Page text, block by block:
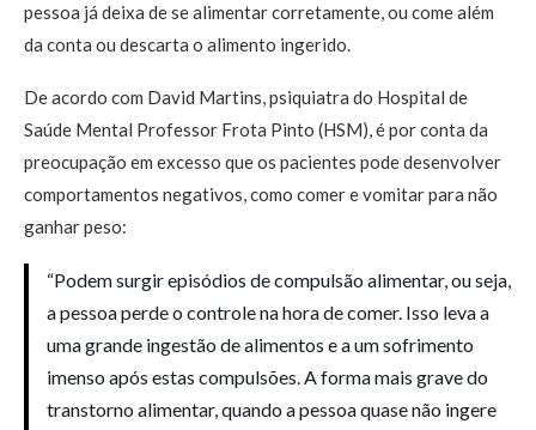
pessoa já deixa de se alimentar corretamente, ou come além
da conta ou descarta o alimento ingerido.
De acordo com David Martins, psiquiatra do Hospital de
Saúde Mental Professor Frota Pinto (HSM), é por conta da
preocupação em excesso que os pacientes pode desenvolver
comportamentos negativos, como comer e vomitar para não
ganhar peso:
“Podem surgir episódios de compulsão alimentar, ou seja,
a pessoa perde o controle na hora de comer. Isso leva a
uma grande ingestão de alimentos e a um sofrimento
imenso após estas compulsões. A forma mais grave do
transtorno alimentar, quando a pessoa quase não ingere